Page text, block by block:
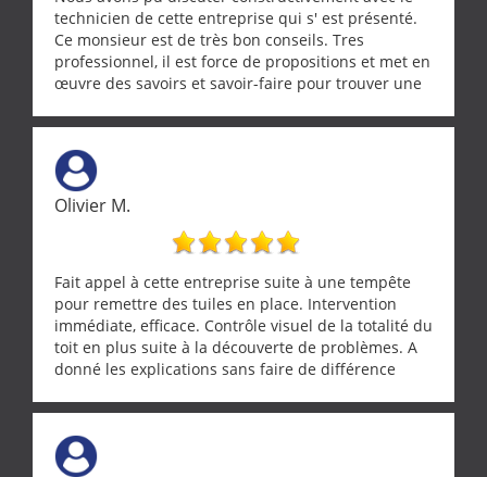
technicien de cette entreprise qui s' est présenté.
Ce monsieur est de très bon conseils. Tres
professionnel, il est force de propositions et met en
œuvre des savoirs et savoir-faire pour trouver une
demande de l écoute et de la considération, ce qui
ne se trouve que chez les pationnés de leur métier.
Merci a ce monsieur pour sa disponibilité
Olivier M.
Fait appel à cette entreprise suite à une tempête
pour remettre des tuiles en place. Intervention
immédiate, efficace. Contrôle visuel de la totalité du
toit en plus suite à la découverte de problèmes. A
donné les explications sans faire de différence